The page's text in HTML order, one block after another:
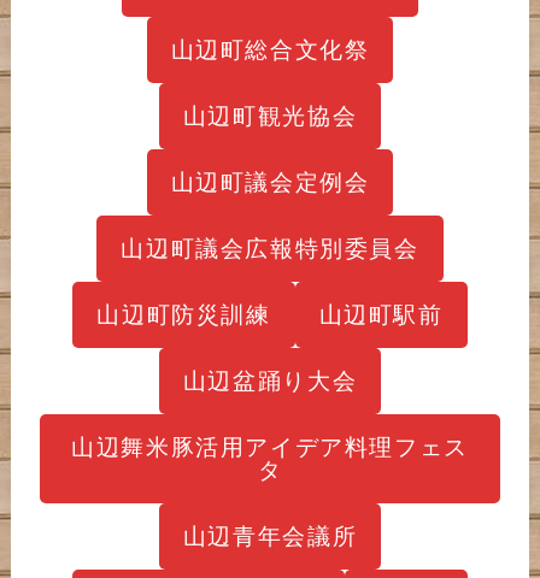
山辺町総合文化祭
山辺町観光協会
山辺町議会定例会
山辺町議会広報特別委員会
山辺町防災訓練 山辺町駅前
山辺盆踊り大会
山辺舞米豚活用アイデア料理フェス
タ
山辺青年会議所